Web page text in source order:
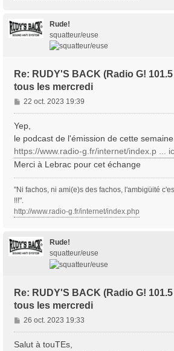
Rude!
squatteur/euse
Re: RUDY'S BACK (Radio G!
tous les mercredi
M
e
s
a
g
e
22 oct. 2023 19:39
Yep,
le podcast de l'émission de cette
https://www.radio-g.fr/internet/index.p ...
Merci à Lebrac pour cet échange
"Ni fachos, ni ami(e)s des fachos, l'ambigüité
!!!".
http://www.radio-g.fr/internet/index.php
Rude!
squatteur/euse
Re: RUDY'S BACK (Radio G!
tous les mercredi
M
e
s
26 oct. 2023 19:33
Salut à touTEs,